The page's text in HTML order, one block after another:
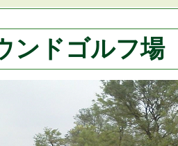
ンドゴルフ場